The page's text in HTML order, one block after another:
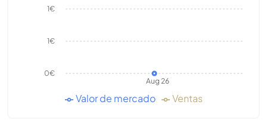
Aug 26
0€
1€
1€
Valor de mercado Ventas